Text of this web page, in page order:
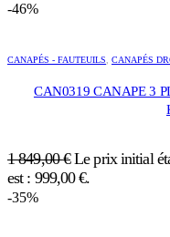
-46%
CANAPÉS - FAUTEUILS, CANAPÉS
CAN0319 CANAPE 3
1 849,00€ Le prix initial
est : 999,00 €.
-35%